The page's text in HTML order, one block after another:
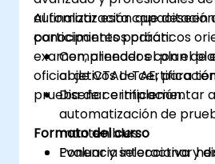
automatización que deseen
conocimientos prácticos
examen, alineados con el
oficial de CTAL-TAE, para
prueba de certificación.
Al finalizar esta
participantes podrán:
Comprender el plan de
objetivos de
Diseñar e implementar
automatización de
mantenibles.
Evaluar y seleccionar
Formato del curso
Ponencia interactiva y